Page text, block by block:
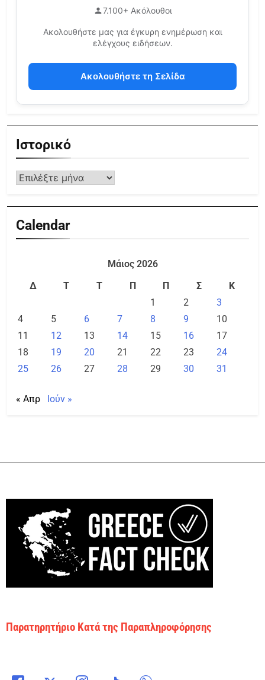
7.100+ Ακόλουθοι
Ακολουθήστε μας για έγκυρη ενημέρωση και
ελέγχους ειδήσεων.
Ακολουθήστε τη Σελίδα
Ιστορικό
Calendar
Μάιος 2026
Δ
Τ Τ Π Π Σ
Κ
1
2
3
4
5 6 7 8 9
10
11
12 13 14 15 16
17
18
19 20 21 22 23
24
25
26 27 28 29 30 31
« Απρ Ιούν »
Παρατηρητήριο Κατά της Παραπληροφόρησης